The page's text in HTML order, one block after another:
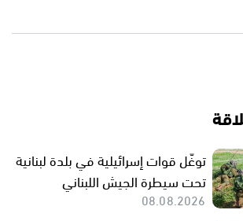
توغّل قوات إسرائيلية في بلدة لبنانية
تحت سيطرة الجيش اللبناني
08.08.2026